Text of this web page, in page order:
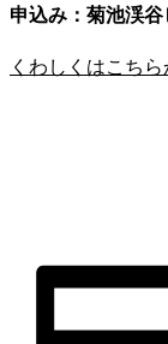
申込み：菊池渓
くわしくはこちら